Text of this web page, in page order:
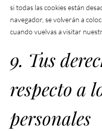
si todas las cookies están
navegador, se volverán a
cuando vuelvas a visitar
9. Tus
respecto a
personales